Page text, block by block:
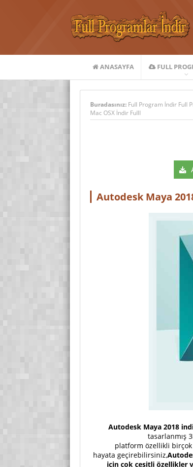
ANASAYFA FULL
Buradasınız: Full Program İndir Full
Mac OSX İndir Fulll
Autodesk Maya
Autodesk Maya 2018
tasarlanmış
platform özellikli
hayata geçirebilirsiniz,
için çok çeşitli özellikler